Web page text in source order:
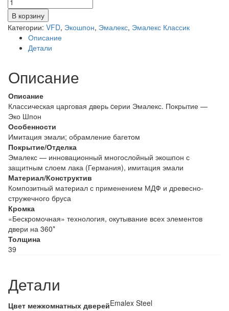
товара
Эмалекс
3
эмалекс
серый
В корзину
Категории: VFD, Экошпон, Эмалекс, Эмалекс Классик
Описание
Детали
Описание
Описание
Классическая царговая дверь cерии Эмалекс. Покрытие —
Эко Шпон
Особенности
Имитация эмали; обрамление багетом
Покрытие/Отделка
Эмалекс — инновационный многослойный экошпон с
защитным слоем лака (Германия), имитация эмали
Материал/Конструктив
Композитный материал с применением МДФ и древесно-
стружечного бруса
Кромка
«Бескромочная» технология, окутывание всех элементов
двери на 360*
Толщина
39
Детали
Цвет межкомнатных дверейEmalex Steel